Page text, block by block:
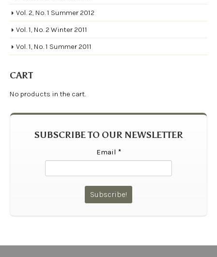
Vol. 2, No. 1 Summer 2012
Vol. 1, No. 2 Winter 2011
Vol. 1, No. 1 Summer 2011
CART
No products in the cart.
SUBSCRIBE TO OUR NEWSLETTER
Email *